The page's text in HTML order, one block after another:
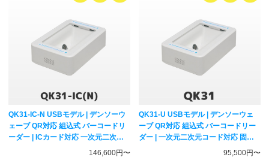
QK31-IC-N USBモデル | デンソーウ
ェーブ QR対応 組込式 バーコードリ
ーダー | ICカード対応 一次元二次元
コード対応 ハンディスキャナー
146,600円〜
QK31-U USBモデル | デンソーウェ
ーブ QR対応 組込式 バーコードリー
ダー | 一次元二次元コード対応 固定
式スキャナー DENSO WAVE
95,500円〜